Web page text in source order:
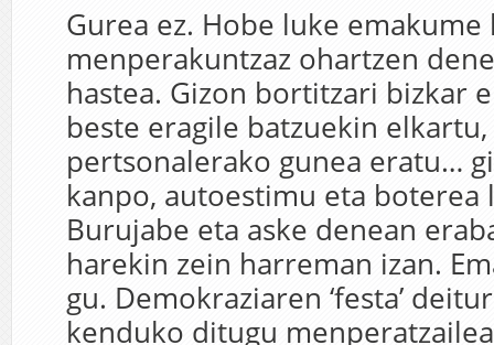
Gurea ez. Hobe luke
menperakuntzaz ohartzen
hastea. Gizon bortitzari bizkar
beste eragile batzuekin
pertsonalerako gunea eratu…
kanpo, autoestimu eta boterea
Burujabe eta aske denean
harekin zein harreman izan.
gu. Demokraziaren ‘festa’
kenduko ditugu